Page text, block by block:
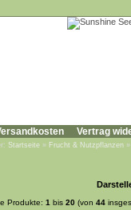
Vertrag
Startseite » Frucht & Nutzpflanzen
Produkte: 1 bis 20 (von 44